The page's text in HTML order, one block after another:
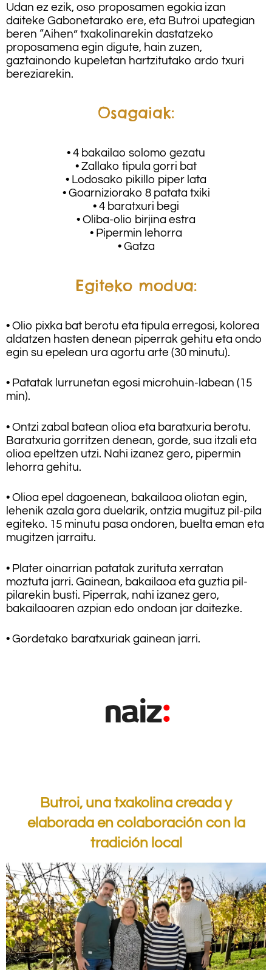
Udan ez ezik, oso proposamen egokia izan
daiteke Gabonetarako ere, eta Butroi upategian
beren “Aihen” txakolinarekin dastatzeko
proposamena egin digute, hain zuzen,
gaztainondo kupeletan hartzitutako ardo txuri
bereziarekin.
Osagaiak:
• 4 bakailao solomo gezatu
• Zallako tipula gorri bat
• Lodosako pikillo piper lata
• Goarniziorako 8 patata txiki
• 4 baratxuri begi
• Oliba-olio birjina estra
• Pipermin lehorra
• Gatza
Egiteko modua:
• Olio pixka bat berotu eta tipula erregosi, kolorea
aldatzen hasten denean piperrak gehitu eta ondo
egin su epelean ura agortu arte (30 minutu).
• Patatak lurrunetan egosi microhuin-labean (15
min).
• Ontzi zabal batean olioa eta baratxuria berotu.
Baratxuria gorritzen denean, gorde, sua itzali eta
olioa epeltzen utzi. Nahi izanez gero, pipermin
lehorra gehitu.
• Olioa epel dagoenean, bakailaoa oliotan egin,
lehenik azala gora duelarik, ontzia mugituz pil-pila
egiteko. 15 minutu pasa ondoren, buelta eman eta
mugitzen jarraitu.
• Plater oinarrian patatak zurituta xerratan
moztuta jarri. Gainean, bakailaoa eta guztia pil-
pilarekin busti. Piperrak, nahi izanez gero,
bakailaoaren azpian edo ondoan jar daitezke.
• Gordetako baratxuriak gainean jarri.
Butroi, una txakolina creada y
elaborada en colaboración con la
tradición local